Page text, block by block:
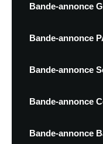
Bande-annonce
Bande-annonce
Bande-annonce
Bande-annonce
Bande-annonce